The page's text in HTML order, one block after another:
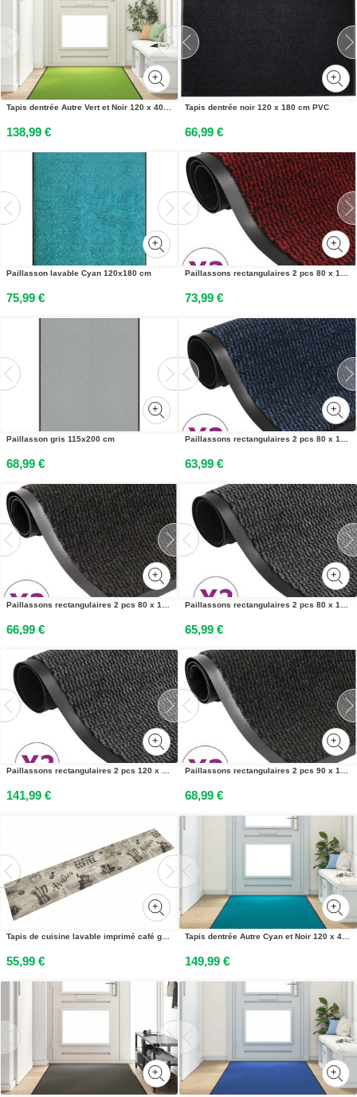
Tapis dentrée Autre Vert et Noir 120 x 400 cm Polyamide et PVC
138,99 €
Tapis dentrée noir 120 x 180 cm PVC
66,99 €
Paillasson lavable Cyan 120x180 cm
75,99 €
Paillassons rectangulaires 2 pcs 80 x 120 cm Rouge
73,99 €
Paillasson gris 115x200 cm
68,99 €
Paillassons rectangulaires 2 pcs 80 x 120 cm Bleu
63,99 €
Paillassons rectangulaires 2 pcs 80 x 120 cm Noir
66,99 €
Paillassons rectangulaires 2 pcs 80 x 120 cm Anthracite
65,99 €
Paillassons rectangulaires 2 pcs 120 x 180 cm Anthracite
141,99 €
Paillassons rectangulaires 2 pcs 90 x 150 cm Noir
68,99 €
Tapis de cuisine lavable imprimé café gris 60x300 cm velours
55,99 €
Tapis dentrée Autre Cyan et Noir 120 x 400 cm Polyamide et PVC
149,99 €